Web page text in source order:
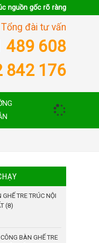
nguồn gốc rõ ràng
Tổng đài tư vấn
489 608
842 176
GHẾ TRE TRÚC NỘI
(8)
BÀN GHẾ TRE